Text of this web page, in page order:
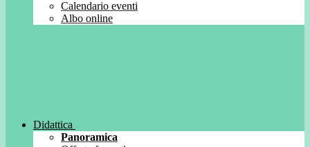
Calendario eventi
Albo online
Didattica
Panoramica